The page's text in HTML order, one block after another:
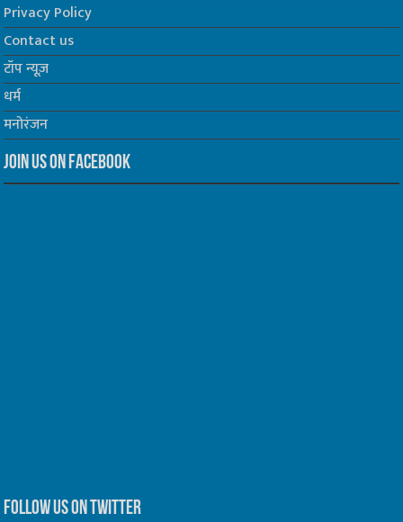
Privacy Policy
Contact us
टॉप न्यूज़
धर्म
मनोरंजन
Join us on Facebook
Follow us on Twitter